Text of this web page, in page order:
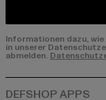
Informationen dazu,
in unserer
abmelden.